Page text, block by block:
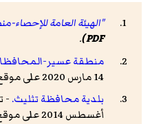
"الهيئة العامة للإحصاء-
PDF )
.
منطقة عسير-
14 مارس 2020 على موقع واي باك مشين.
بلدية محافظة تثليث. -
أغسطس 2014 على موقع واي باك مشين.